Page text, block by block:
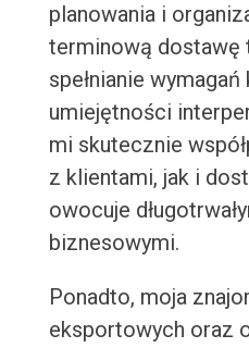
planowania i
terminową dostawę
spełnianie
umiejętności
mi skutecznie
z klientami, jak i
owocuje
biznesowymi.
Ponadto, moja
eksportowych oraz